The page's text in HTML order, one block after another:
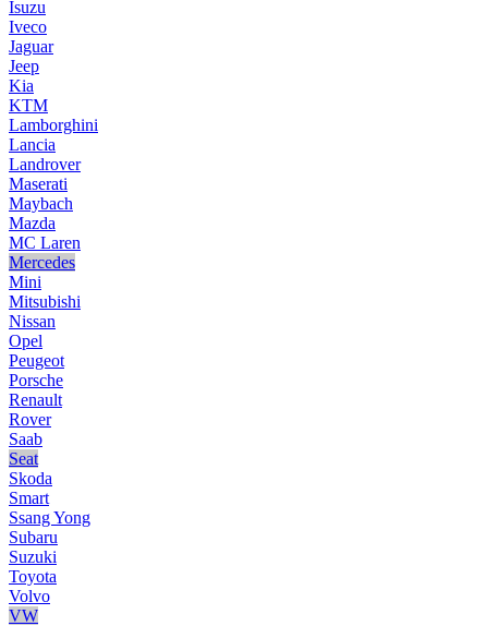
Isuzu
Iveco
Jaguar
Jeep
Kia
KTM
Lamborghini
Lancia
Landrover
Maserati
Maybach
Mazda
MC Laren
Mercedes
Mini
Mitsubishi
Nissan
Opel
Peugeot
Porsche
Renault
Rover
Saab
Seat
Skoda
Smart
Ssang Yong
Subaru
Suzuki
Toyota
Volvo
VW